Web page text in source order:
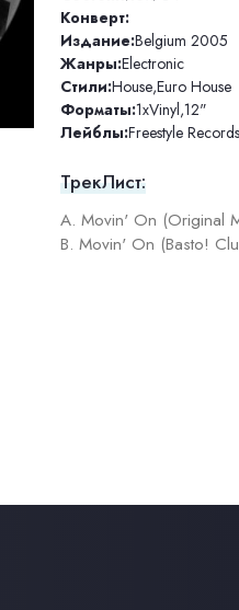
Конверт:
Издание:Belgium 2005
Жанры:Electronic
Стили:House,Euro House
Форматы:1xVinyl,12"
Лейблы:Freestyle
ТрекЛист:
A. Movin' On (Original
B. Movin' On (Basto!